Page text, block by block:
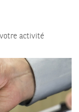
activité